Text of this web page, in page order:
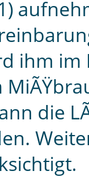
ihm im
die